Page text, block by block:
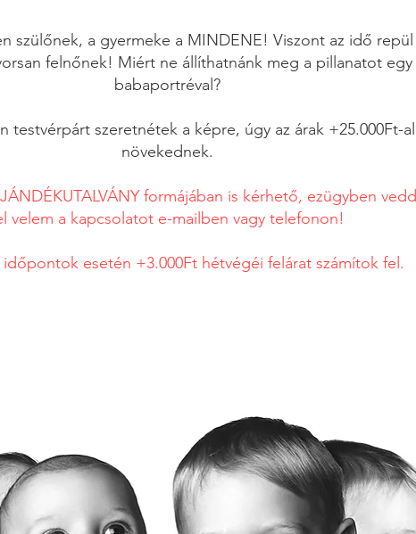
szülőnek, a gyermeke a MINDENE! Viszont az idő repül
felnőnek! Miért ne állíthatnánk meg a pillanatot egy
babaportréval?
testvérpárt szeretnétek a képre, úgy az árak +25.000Ft-al
növekednek.
formájában is kérhető, ezügyben vedd
velem a kapcsolatot e-mailben vagy telefonon!
esetén +3.000Ft hétvégéi felárat számítok fel.